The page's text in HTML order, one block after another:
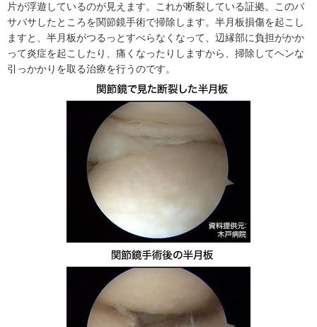
片が浮遊しているのが見えます。これが断裂している証拠。このバ
サバサしたところを関節鏡手術で掃除します。半月板損傷を起こし
ますと、半月板がつるっとすべらなくなって、辺縁部に負担がかか
って炎症を起こしたり、痛くなったりしますから、掃除してヘンな
引っかかりを取る治療を行うのです。